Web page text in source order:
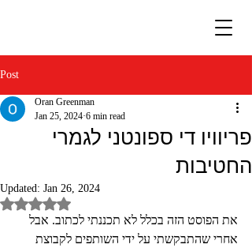
Post
פריוויו די ספונטני לגמרי
החטיבות
Oran Greenman
Jan 25, 2024 6 min read
Updated: Jan 26, 2024
Rated NaN out of 5 stars.
את הפוסט הזה בכלל לא תכננתי לכתוב. אבל
אחרי שהתבקשתי על ידי השותפים לקבוצת